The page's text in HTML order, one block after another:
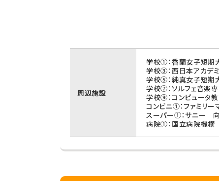
周辺施設
学校①：香蘭女子短
学校③：西日本アカ
学校⑤：純真女子短
学校⑦：ソルフェ音
学校⑨：コンピュータ
コンビニ①：ファミ
スーパー①：サニー
病院①：国立病院機